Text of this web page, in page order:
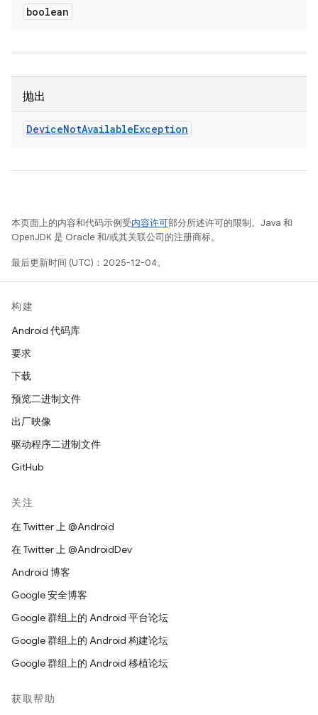
boolean
抛出
DeviceNotAvailableException
本页面上的内容和代码示例受内容许可部分所述许可的限制。Java 和
OpenJDK 是 Oracle 和/或其关联公司的注册商标。
最后更新时间 (UTC)：2025-12-04。
构建
Android 代码库
要求
下载
预览二进制文件
出厂映像
驱动程序二进制文件
GitHub
关注
在 Twitter 上 @Android
在 Twitter 上 @AndroidDev
Android 博客
Google 安全博客
Google 群组上的 Android 平台论坛
Google 群组上的 Android 构建论坛
Google 群组上的 Android 移植论坛
获取帮助